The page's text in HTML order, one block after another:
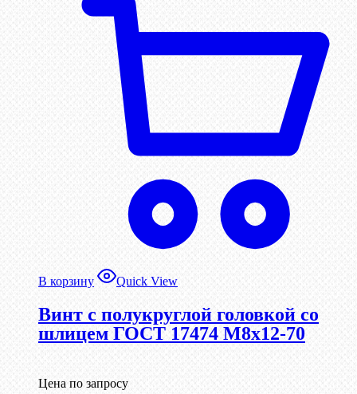
В корзину Quick View
Винт с полукруглой головкой со
шлицем ГОСТ 17474 М8х12-70
Цена по запросу